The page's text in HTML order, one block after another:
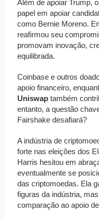
Além de apoiar Trump,
papel em apoiar
como Bernie Moreno.
reafirmou seu
promovam inovação,
equilibrada.
Coinbase e outros
apoio financeiro,
Uniswap também
entanto, a questão
Fairshake desafiará?
A indústria de
forte nas eleições dos
Harris hesitou em
eventualmente se
das criptomoedas. Ela
figuras da indústria,
comparação ao apoio